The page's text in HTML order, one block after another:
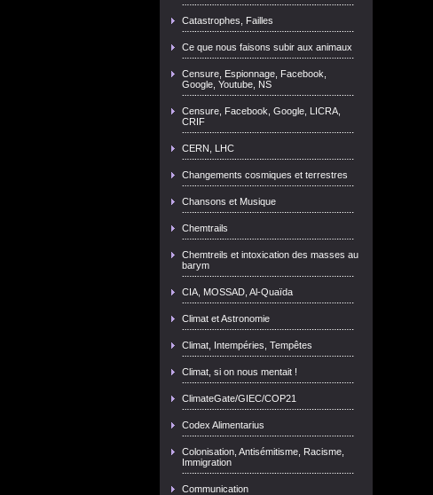
Catastrophes, Failles
Ce que nous faisons subir aux animaux
Censure, Espionnage, Facebook,
Google, Youtube, NS
Censure, Facebook, Google, LICRA,
CRIF
CERN, LHC
Changements cosmiques et terrestres
Chansons et Musique
Chemtrails
Chemtreils et intoxication des masses au
barym
CIA, MOSSAD, Al-Quaïda
Climat et Astronomie
Climat, Intempéries, Tempêtes
Climat, si on nous mentait !
ClimateGate/GIEC/COP21
Codex Alimentarius
Colonisation, Antisémitisme, Racisme,
Immigration
Communication